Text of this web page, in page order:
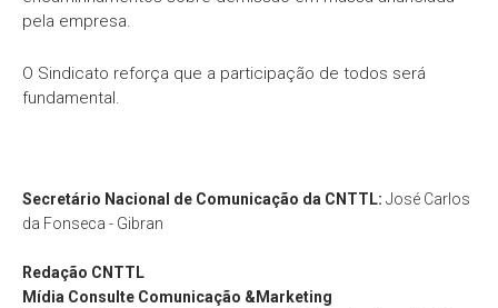
pela empresa.
O Sindicato reforça que a participação de todos será
fundamental.
Secretário Nacional de Comunicação da CNTTL: José Carlos
da Fonseca - Gibran
Redação CNTTL
Mídia Consulte Comunicação &Marketing